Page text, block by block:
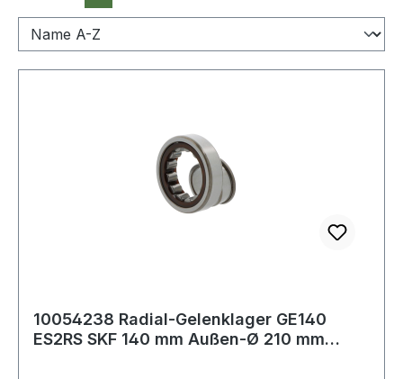
10054238 Radial-Gelenklager GE140
ES2RS SKF 140 mm Außen-Ø 210 mm